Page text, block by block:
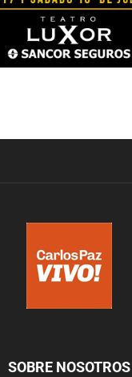
SOBRE NOSOTROS